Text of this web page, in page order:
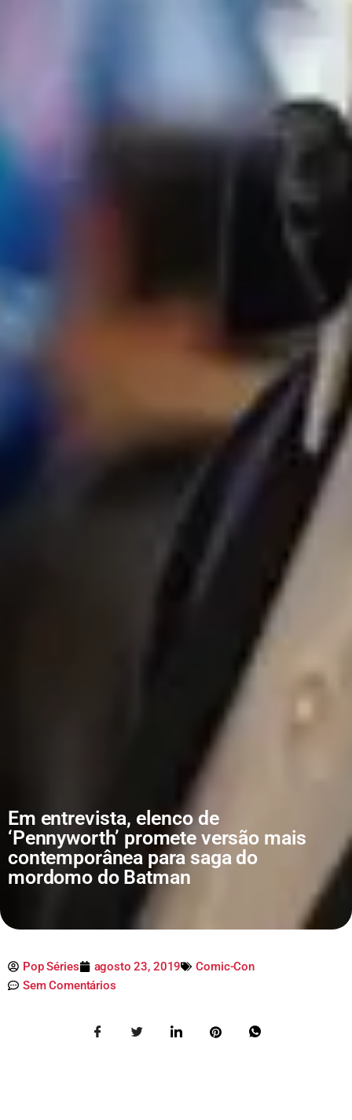
Em entrevista, elenco de
‘Pennyworth’ promete versão mais
contemporânea para saga do
mordomo do Batman
Pop Séries agosto 23, 2019
Comic-Con
Sem Comentários